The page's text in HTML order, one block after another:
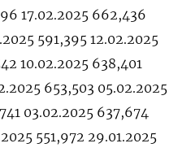
17.02.2025 662,436
591,395 12.02.2025
10.02.2025 638,401
653,503 05.02.2025
03.02.2025 637,674
551,972 29.01.2025